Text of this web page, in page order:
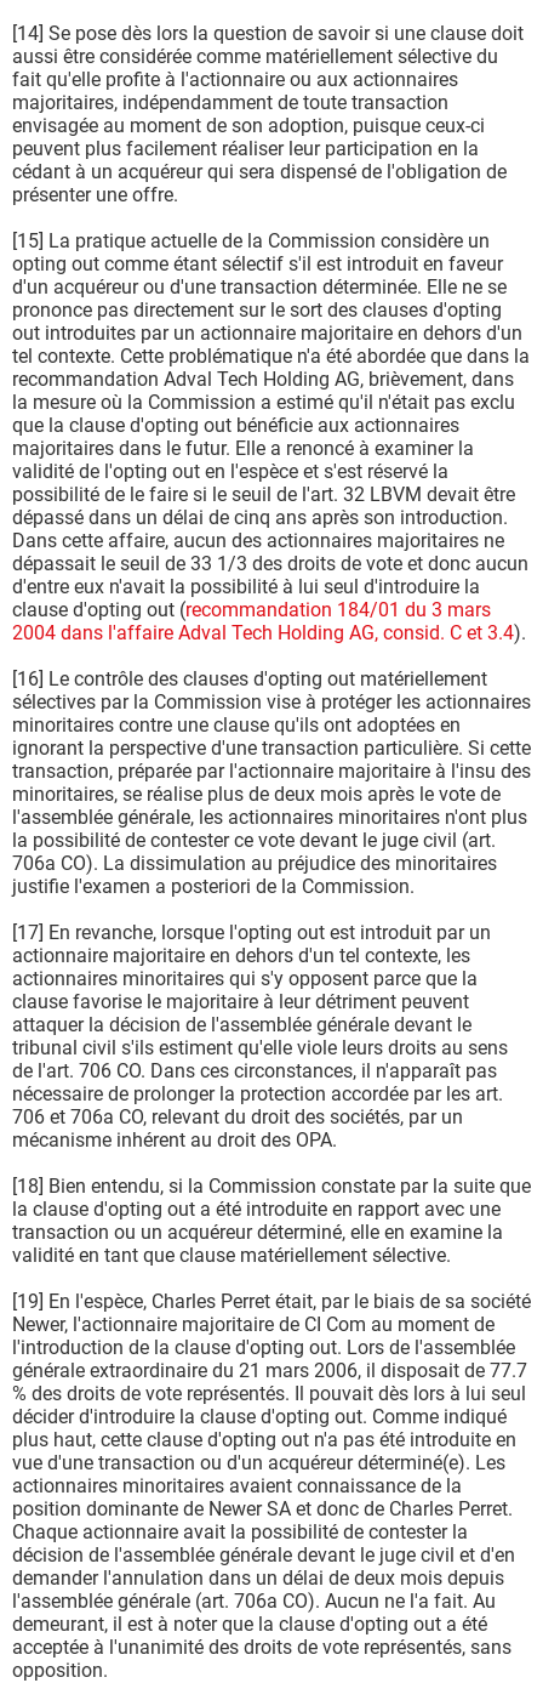
[14] Se pose dès lors la question de savoir si une clause doit
aussi être considérée comme matériellement sélective du
fait qu'elle profite à l'actionnaire ou aux actionnaires
majoritaires, indépendamment de toute transaction
envisagée au moment de son adoption, puisque ceux-ci
peuvent plus facilement réaliser leur participation en la
cédant à un acquéreur qui sera dispensé de l'obligation de
présenter une offre.
[15] La pratique actuelle de la Commission considère un
opting out comme étant sélectif s'il est introduit en faveur
d'un acquéreur ou d'une transaction déterminée. Elle ne se
prononce pas directement sur le sort des clauses d'opting
out introduites par un actionnaire majoritaire en dehors d'un
tel contexte. Cette problématique n'a été abordée que dans la
recommandation Adval Tech Holding AG, brièvement, dans
la mesure où la Commission a estimé qu'il n'était pas exclu
que la clause d'opting out bénéficie aux actionnaires
majoritaires dans le futur. Elle a renoncé à examiner la
validité de l'opting out en l'espèce et s'est réservé la
possibilité de le faire si le seuil de l'art. 32 LBVM devait être
dépassé dans un délai de cinq ans après son introduction.
Dans cette affaire, aucun des actionnaires majoritaires ne
dépassait le seuil de 33 1/3 des droits de vote et donc aucun
d'entre eux n'avait la possibilité à lui seul d'introduire la
clause d'opting out (recommandation 184/01 du 3 mars
2004 dans l'affaire Adval Tech Holding AG, consid. C et 3.4).
[16] Le contrôle des clauses d'opting out matériellement
sélectives par la Commission vise à protéger les actionnaires
minoritaires contre une clause qu'ils ont adoptées en
ignorant la perspective d'une transaction particulière. Si cette
transaction, préparée par l'actionnaire majoritaire à l'insu des
minoritaires, se réalise plus de deux mois après le vote de
l'assemblée générale, les actionnaires minoritaires n'ont plus
la possibilité de contester ce vote devant le juge civil (art.
706a CO). La dissimulation au préjudice des minoritaires
justifie l'examen a posteriori de la Commission.
[17] En revanche, lorsque l'opting out est introduit par un
actionnaire majoritaire en dehors d'un tel contexte, les
actionnaires minoritaires qui s'y opposent parce que la
clause favorise le majoritaire à leur détriment peuvent
attaquer la décision de l'assemblée générale devant le
tribunal civil s'ils estiment qu'elle viole leurs droits au sens
de l'art. 706 CO. Dans ces circonstances, il n'apparaît pas
nécessaire de prolonger la protection accordée par les art.
706 et 706a CO, relevant du droit des sociétés, par un
mécanisme inhérent au droit des OPA.
[18] Bien entendu, si la Commission constate par la suite que
la clause d'opting out a été introduite en rapport avec une
transaction ou un acquéreur déterminé, elle en examine la
validité en tant que clause matériellement sélective.
[19] En l'espèce, Charles Perret était, par le biais de sa société
Newer, l'actionnaire majoritaire de CI Com au moment de
l'introduction de la clause d'opting out. Lors de l'assemblée
générale extraordinaire du 21 mars 2006, il disposait de 77.7
% des droits de vote représentés. Il pouvait dès lors à lui seul
décider d'introduire la clause d'opting out. Comme indiqué
plus haut, cette clause d'opting out n'a pas été introduite en
vue d'une transaction ou d'un acquéreur déterminé(e). Les
actionnaires minoritaires avaient connaissance de la
position dominante de Newer SA et donc de Charles Perret.
Chaque actionnaire avait la possibilité de contester la
décision de l'assemblée générale devant le juge civil et d'en
demander l'annulation dans un délai de deux mois depuis
l'assemblée générale (art. 706a CO). Aucun ne l'a fait. Au
demeurant, il est à noter que la clause d'opting out a été
acceptée à l'unanimité des droits de vote représentés, sans
opposition.